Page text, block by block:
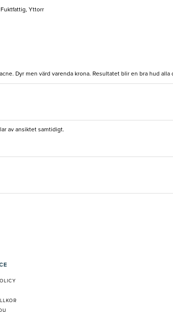
Yttorr
Dyr men värd varenda krona. Resultatet blir en bra hud alla
av ansiktet samtidigt.